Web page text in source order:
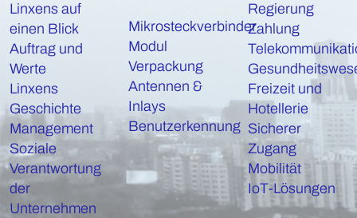
Linxens auf
einen Blick
Auftrag und
Werte
Linxens
Geschichte
Management
Soziale
Verantwortung
der
Unternehmen
Mikrosteckverbinder
Modul
Verpackung
Antennen &
Inlays
Benutzerkennung
Regierung
Zahlung
Freizeit und
Hotellerie
Sicherer
Zugang
Mobilität
IoT-Lösungen